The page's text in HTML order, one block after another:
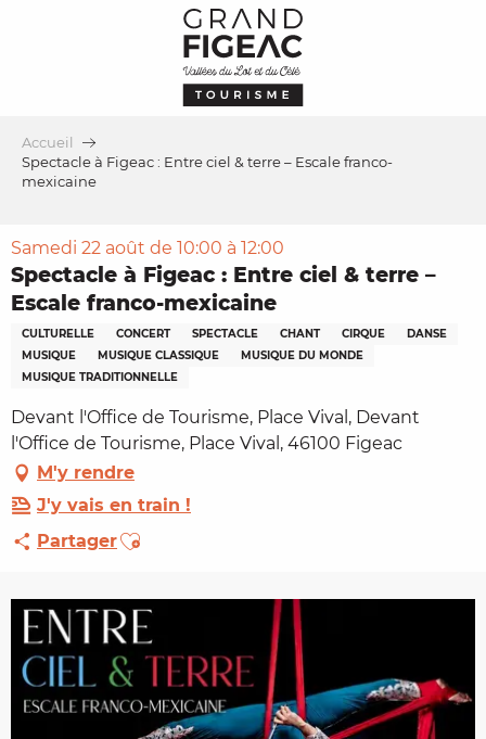
Accueil
Spectacle à Figeac : Entre ciel & terre – Escale franco-
mexicaine
Samedi 22 août de 10:00 à 12:00
Spectacle à Figeac : Entre ciel & terre –
Escale franco-mexicaine
CULTURELLE CONCERT SPECTACLE CHANT CIRQUE
DANSE
MUSIQUE
MUSIQUE CLASSIQUE
MUSIQUE DU MONDE
MUSIQUE TRADITIONNELLE
Devant l'Office de Tourisme, Place Vival, Devant
l'Office de Tourisme, Place Vival, 46100 Figeac
M'y rendre
J'y vais en train !
PartagerAjouter aux favoris